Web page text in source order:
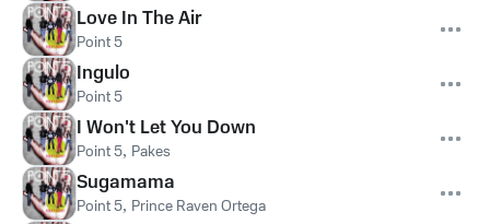
Love In The Air
Point 5
Ingulo
Point 5
I Won't Let You Down
Point 5, Pakes
Sugamama
Point 5, Prince Raven Ortega